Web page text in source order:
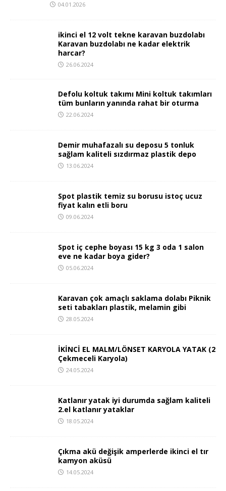
04.01.2026
ikinci el 12 volt tekne karavan buzdolabı
Karavan buzdolabı ne kadar elektrik
harcar?
26.06.2024
Defolu koltuk takımı Mini koltuk takımları
tüm bunların yanında rahat bir oturma
22.06.2024
Demir muhafazalı su deposu 5 tonluk
sağlam kaliteli sızdırmaz plastik depo
13.06.2024
Spot plastik temiz su borusu istoç ucuz
fiyat kalın etli boru
09.06.2024
Spot iç cephe boyası 15 kg 3 oda 1 salon
eve ne kadar boya gider?
05.06.2024
Karavan çok amaçlı saklama dolabı Piknik
seti tabakları plastik, melamin gibi
28.05.2024
İKİNCİ EL MALM/LÖNSET KARYOLA YATAK (2
Çekmeceli Karyola)
24.05.2024
Katlanır yatak iyi durumda sağlam kaliteli
2.el katlanır yataklar
18.05.2024
Çıkma akü değişik amperlerde ikinci el tır
kamyon aküsü
14.05.2024